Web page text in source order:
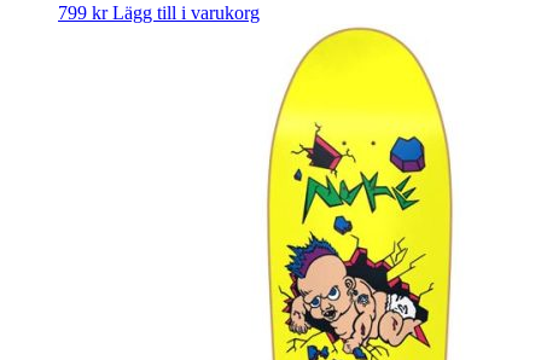
799 kr Lägg till i varukorg